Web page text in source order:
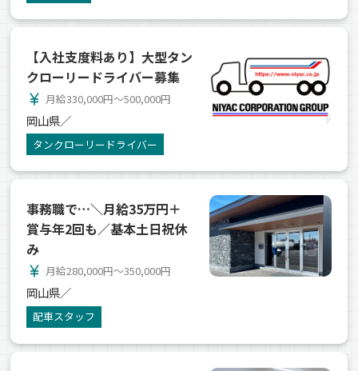
【入社支度料あり】大型タン
クローリードライバー募集
currency_yen 月給330,000円～500,000円
岡山県／
タンクローリードライバー
事務職で…＼月給35万円＋
賞与年2回も／基本土日祝休
み
currency_yen 月給280,000円～350,000円
岡山県／
配車スタッフ